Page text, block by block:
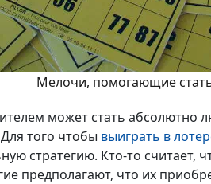
Мелочи, помогающие
может стать абсолютно
того чтобы выиграть в
стратегию. Кто-то
предполагают, что их